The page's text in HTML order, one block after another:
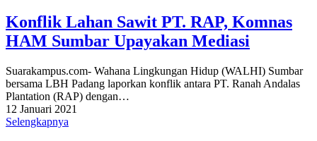
Konflik Lahan Sawit PT. RAP, Komnas
HAM Sumbar Upayakan Mediasi
Suarakampus.com- Wahana Lingkungan Hidup (WALHI) Sumbar
bersama LBH Padang laporkan konflik antara PT. Ranah Andalas
Plantation (RAP) dengan…
12 Januari 2021
Selengkapnya